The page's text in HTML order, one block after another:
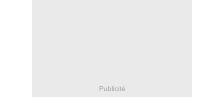
Publicité